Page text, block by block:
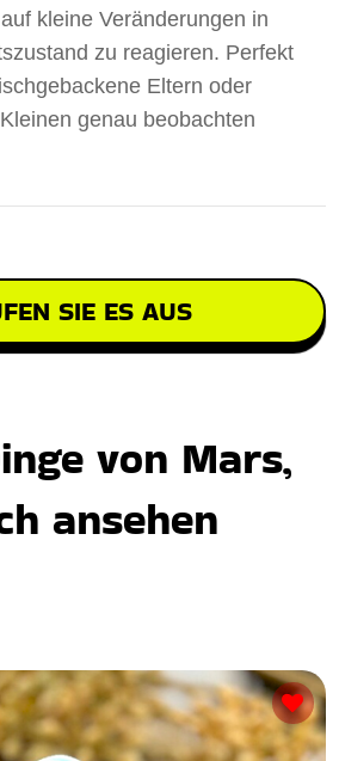
kleine Veränderungen in
zu reagieren. Perfekt
Eltern oder
genau beobachten
SIE ES AUS
von Mars,
ansehen